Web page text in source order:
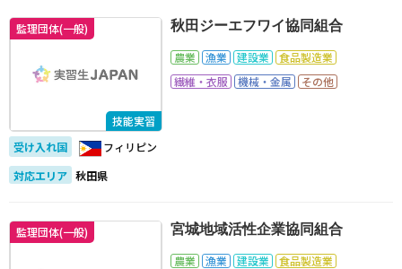
監理団体(一般)
技能実習
秋田ジーエフワイ協同組合
農業 漁業 建設業
食品製造業
繊維・衣服
機械・金属 その他
受け入れ国
フィリピン
対応エリア 秋田県
監理団体(一般) 宮城地域活性企業協同組合
農業 漁業 建設業
食品製造業